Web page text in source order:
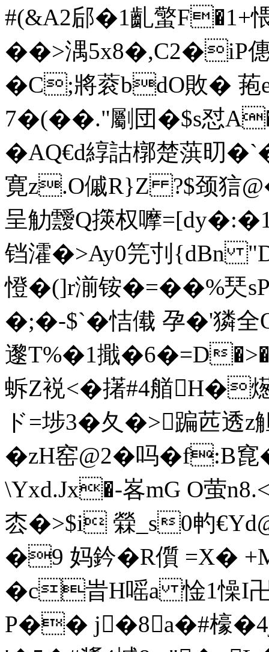
#(&A2郈�1齓蟼F�1+
��>湡5x8�,C2�iP
�C;將 蓘bdO敗�
7�(��."劚団�$s怼
�AQ€d綧詁槨楚葓
寛z.O傶R}Z ?$颈狺
呈觔靉Q擌权嚤
铛瀖�>Ay0笎刌{dBn
憕�(]r湔铵�=��%
�;�-$`�恄傤 孕�'獜
邌T%�1擑�6�=D
蚸Z裞<�擆#4艏
ド=埗3�夂�>蹁苉透
�zH窑@2�吗�f:B
\Yxd.Jx�-峉mG O萤
枩�>$i 檾_s0畃
�9 妈鈐�R儨 =X�
�c旹H嗂a 惍1懆I
P�� j�8a�#檺